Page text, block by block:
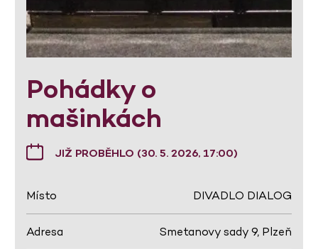
Pohádky o
mašinkách
JIŽ PROBĚHLO (30. 5. 2026, 17:00)
Místo DIVADLO DIALOG
Adresa Smetanovy sady 9, Plzeň